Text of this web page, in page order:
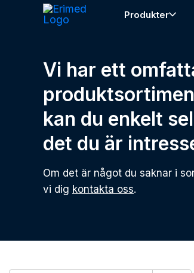
Produkter
Vi har ett
kan du enkelt
det du är
Om det är något du saknar i
vi dig kontakta oss.